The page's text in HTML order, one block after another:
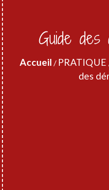
Guide des
Accueil /
des